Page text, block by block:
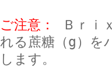
ご注意：
Ｂｒｉ
れる蔗糖（g）を
します。